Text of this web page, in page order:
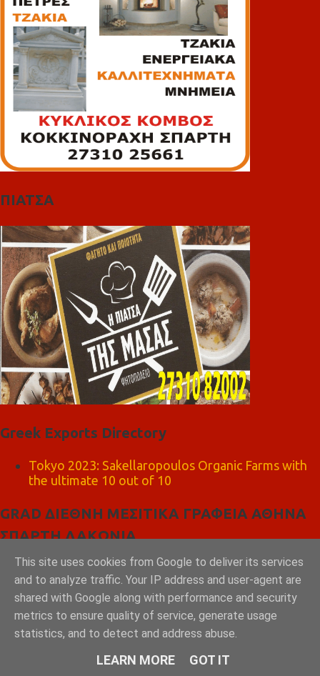
ΠΙΑΤΣΑ
Greek Exports Directory
Tokyo 2023: Sakellaropoulos Organic Farms with
the ultimate 10 out of 10
GRAD ΔΙΕΘΝΗ ΜΕΣΙΤΙΚΑ ΓΡΑΦΕΙΑ ΑΘΗΝΑ
ΣΠΑΡΤΗ ΛΑΚΩΝΙΑ
This site uses cookies from Google to deliver its services
and to analyze traffic. Your IP address and user-agent are
shared with Google along with performance and security
metrics to ensure quality of service, generate usage
statistics, and to detect and address abuse.
LEARN MORE GOT IT